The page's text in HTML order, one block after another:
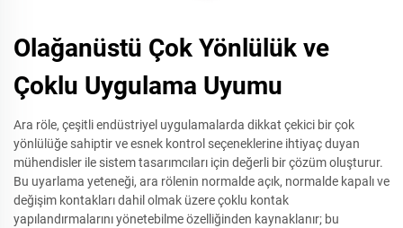
Olağanüstü Çok Yönlülük ve
Çoklu Uygulama Uyumu
Ara röle, çeşitli endüstriyel uygulamalarda dikkat çekici bir çok
yönlülüğe sahiptir ve esnek kontrol seçeneklerine ihtiyaç duyan
mühendisler ile sistem tasarımcıları için değerli bir çözüm oluşturur.
Bu uyarlama yeteneği, ara rölenin normalde açık, normalde kapalı ve
değişim kontakları dahil olmak üzere çoklu kontak
yapılandırmalarını yönetebilme özelliğinden kaynaklanır; bu